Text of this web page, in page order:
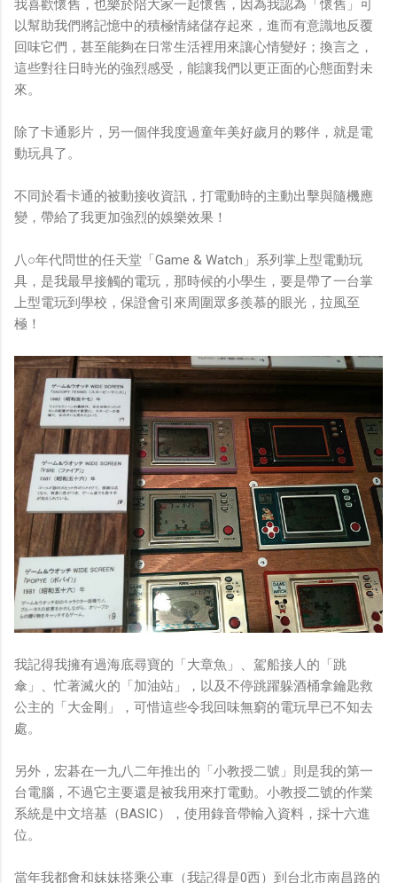
我喜歡懷舊，也樂於陪大家一起懷舊，因為我認為「懷舊」可
以幫助我們將記憶中的積極情緒儲存起來，進而有意識地反覆
回味它們，甚至能夠在日常生活裡用來讓心情變好；換言之，
這些對往日時光的強烈感受，能讓我們以更正面的心態面對未
來。
除了卡通影片，另一個伴我度過童年美好歲月的夥伴，就是電
動玩具了。
不同於看卡通的被動接收資訊，打電動時的主動出擊與隨機應
變，帶給了我更加強烈的娛樂效果！
八○年代問世的任天堂「Game & Watch」系列掌上型電動玩
具，是我最早接觸的電玩，那時候的小學生，要是帶了一台掌
上型電玩到學校，保證會引來周圍眾多羨慕的眼光，拉風至
極！
我記得我擁有過海底尋寶的「大章魚」、駕船接人的「跳
傘」、忙著滅火的「加油站」，以及不停跳躍躲酒桶拿鑰匙救
公主的「大金剛」，可惜這些令我回味無窮的電玩早已不知去
處。
另外，宏碁在一九八二年推出的「小教授二號」則是我的第一
台電腦，不過它主要還是被我用來打電動。小教授二號的作業
系統是中文培基（BASIC），使用錄音帶輸入資料，採十六進
位。
當年我都會和妹妹搭乘公車（我記得是0西）到台北市南昌路的